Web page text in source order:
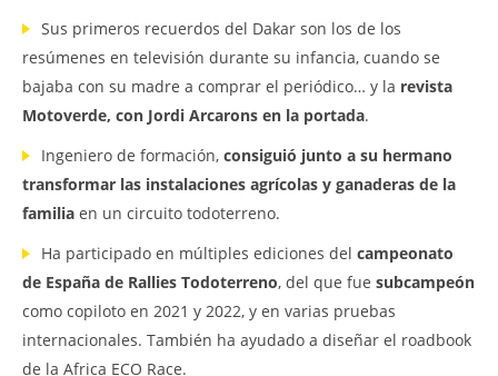
Sus primeros recuerdos del Dakar son los de los
resúmenes en televisión durante su infancia, cuando se
bajaba con su madre a comprar el periódico… y la revista
Motoverde, con Jordi Arcarons en la portada.
Ingeniero de formación, consiguió junto a su hermano
transformar las instalaciones agrícolas y ganaderas de la
familia en un circuito todoterreno.
Ha participado en múltiples ediciones del campeonato
de España de Rallies Todoterreno, del que fue subcampeón
como copiloto en 2021 y 2022, y en varias pruebas
internacionales. También ha ayudado a diseñar el roadbook
de la Africa ECO Race.